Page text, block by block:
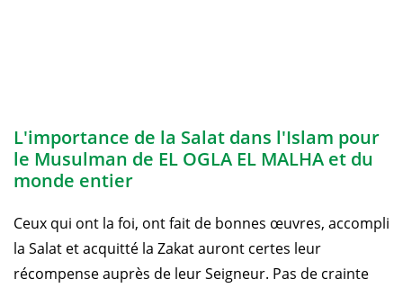
L'importance de la Salat dans l'Islam pour
le Musulman de EL OGLA EL MALHA et du
monde entier
Ceux qui ont la foi, ont fait de bonnes œuvres, accompli
la Salat et acquitté la Zakat auront certes leur
récompense auprès de leur Seigneur. Pas de crainte